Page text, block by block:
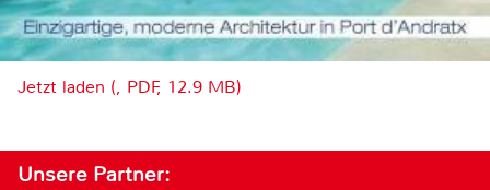
Jetzt laden (, PDF, 12.9 MB)
Unsere Partner: